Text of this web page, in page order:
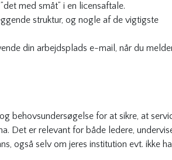
med småt” i en licensaftale.
struktur, og nogle af de vigtigste
din arbejdsplads e-mail, når du
behovsundersøgelse for at sikre, at
Det er relevant for både ledere,
også selv om jeres institution evt. ikke